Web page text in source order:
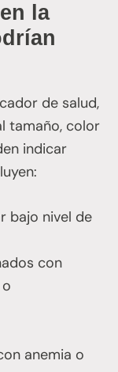
la
de salud,
tamaño, color
indicar
bajo nivel de
con
anemia o